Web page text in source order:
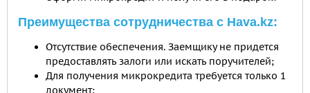
Преимущества сотрудничества с Hava.kz:
Отсутствие обеспечения. Заемщику не придется
предоставлять залоги или искать поручителей;
Для получения микрокредита требуется только 1
документ;